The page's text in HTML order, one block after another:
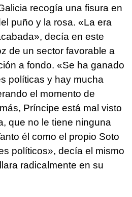
recogía una fisura en
puño y la rosa. «La era
decía en este
de un sector favorable a
a fondo. «Se ha ganado
políticas y hay mucha
el momento de
Príncipe está mal visto
que no le tiene ninguna
él como el propio Soto
políticos», decía el mismo
radicalmente en su